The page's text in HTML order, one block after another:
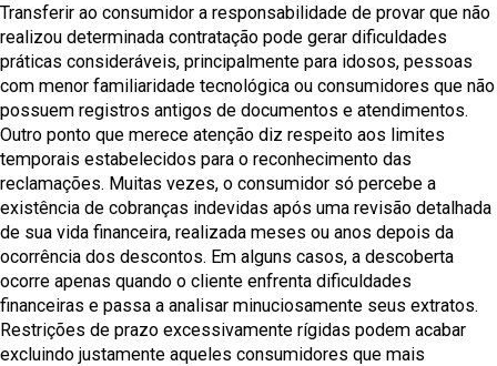
Transferir ao consumidor a responsabilidade de provar que não
realizou determinada contratação pode gerar dificuldades
práticas consideráveis, principalmente para idosos, pessoas
com menor familiaridade tecnológica ou consumidores que não
possuem registros antigos de documentos e atendimentos.
Outro ponto que merece atenção diz respeito aos limites
temporais estabelecidos para o reconhecimento das
reclamações. Muitas vezes, o consumidor só percebe a
existência de cobranças indevidas após uma revisão detalhada
de sua vida financeira, realizada meses ou anos depois da
ocorrência dos descontos. Em alguns casos, a descoberta
ocorre apenas quando o cliente enfrenta dificuldades
financeiras e passa a analisar minuciosamente seus extratos.
Restrições de prazo excessivamente rígidas podem acabar
excluindo justamente aqueles consumidores que mais